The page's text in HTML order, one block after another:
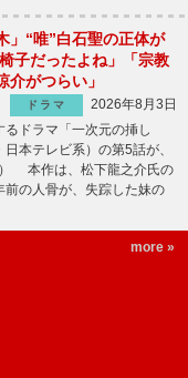
」“唯”白石聖の正体が
子だったよね」「宗教
介がつらい」
ドラマ
2026年8月3日
ドラマ「一次元の挿し
本テレビ系）の第5話が、
本作は、松下龍之介氏の
の人骨が、失踪した妹の
more »